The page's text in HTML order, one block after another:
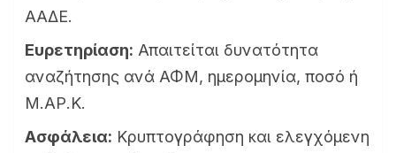
ΑΑΔΕ.
Ευρετηρίαση: Απαιτείται δυνατότητα
αναζήτησης ανά ΑΦΜ, ημερομηνία, ποσό ή
Μ.ΑΡ.Κ.
Ασφάλεια: Κρυπτογράφηση και ελεγχόμενη